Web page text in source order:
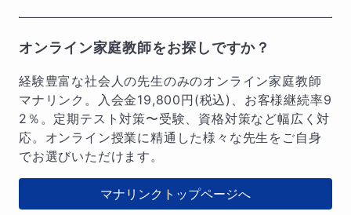
オンライン家庭教師をお探しですか？
経験豊富な社会人の先生のみのオンライン家庭教師
マナリンク。入会金19,800円(税込)、お客様継続率9
2％。定期テスト対策〜受験、資格対策など幅広く対
応。オンライン授業に精通した様々な先生をご自身
でお選びいただけます。
マナリンクトップページへ